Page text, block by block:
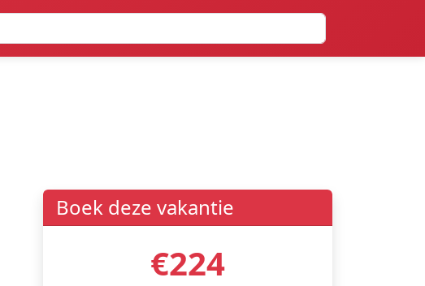
Boek deze vakantie
€224